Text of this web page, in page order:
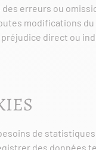
erreurs ou
modifications du
direct ou
de
des données